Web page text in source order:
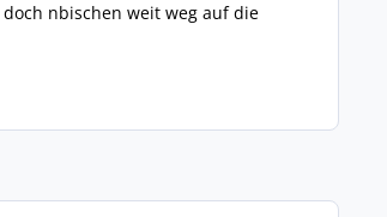
nbischen weit weg auf die